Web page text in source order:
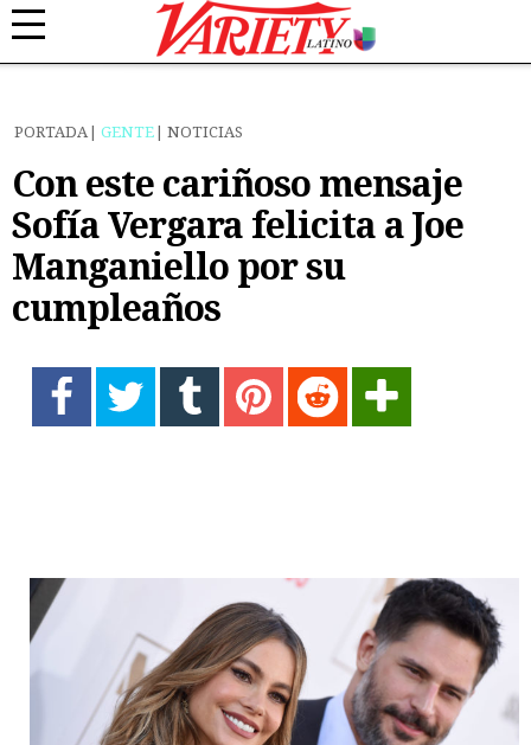
PORTADA GENTE NOTICIAS
Con este cariñoso mensaje
Sofía Vergara felicita a Joe
Manganiello por su
cumpleaños